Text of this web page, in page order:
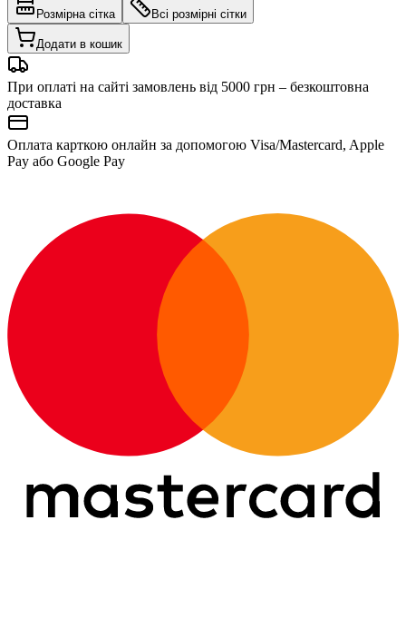
Розмірна сітка Всі розмірні сітки
Додати в кошик
При оплаті на сайті замовлень від 5000 грн – безкоштовна
доставка
Оплата карткою онлайн за допомогою Visa/Mastercard, Apple
Pay або Google Pay